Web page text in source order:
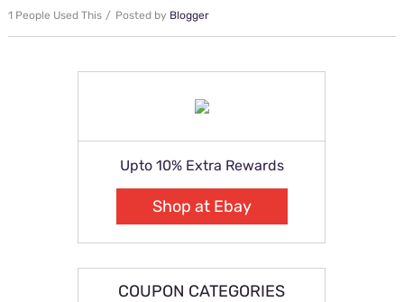
1 People Used This Posted by Blogger
Upto 10% Extra Rewards
Shop at Ebay
COUPON CATEGORIES